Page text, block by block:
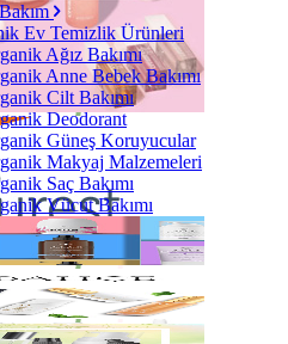
Ev Temizlik Ürünleri
Ağız Bakımı
Anne Bebek Bakımı
Cilt Bakımı
Deodorant
Güneş Koruyucular
Makyaj Malzemeleri
Saç Bakımı
Vücut Bakımı